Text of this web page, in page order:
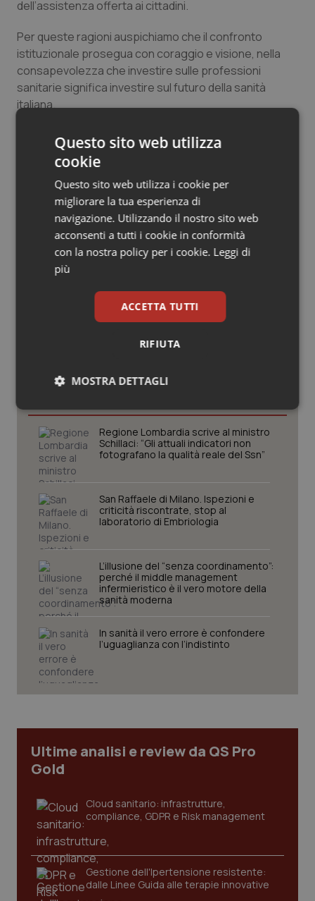
Sangue & coagulazione
Tiroide
Tumore ovarico
Tumori del Polmone & Testa Collo
Tumori gastrointestinali
Ulcera & Reflusso
dell’assistenza offerta ai cittadini.
Per queste ragioni auspichiamo che il confronto
istituzionale prosegua con coraggio e visione, nella
consapevolezza che investire sulle professioni
sanitarie significa investire sul futuro della sanità
italiana.
Cordiali saluti.
Roberto Gentile
Segretario Regionale FIALS Lombardia
03 Giugno 2026
© Riproduzione riservata
Lettere al direttore
Regione Lombardia scrive al ministro
Schillaci: “Gli attuali indicatori non
fotografano la qualità reale del Ssn”
San Raffaele di Milano. Ispezioni e
criticità riscontrate, stop al
laboratorio di Embriologia
L’illusione del “senza coordinamento”:
perché il middle management
infermieristico è il vero motore della
sanità moderna
In sanità il vero errore è confondere
l’uguaglianza con l’indistinto
Ultime analisi e review da QS Pro
Gold
Cloud sanitario: infrastrutture,
compliance, GDPR e Risk management
Gestione dell'Ipertensione resistente:
dalle Linee Guida alle terapie innovative
Questo sito web utilizza
cookie
Questo sito web utilizza i cookie per
migliorare la tua esperienza di
navigazione. Utilizzando il nostro sito web
acconsenti a tutti i cookie in conformità
con la nostra policy per i cookie. Leggi di
più
ACCETTA TUTTI
RIFIUTA
MOSTRA DETTAGLI
Necessari Statistici Marketing
Necessari Statistici Marketing
I cookie necessari contribuiscono a rendere fruibile il
sito web abilitandone funzionalità di base quali la
protette del sito. Il sito web non è in grado di
funzionare correttamente senza questi cookie.
Nome
.youtube.com